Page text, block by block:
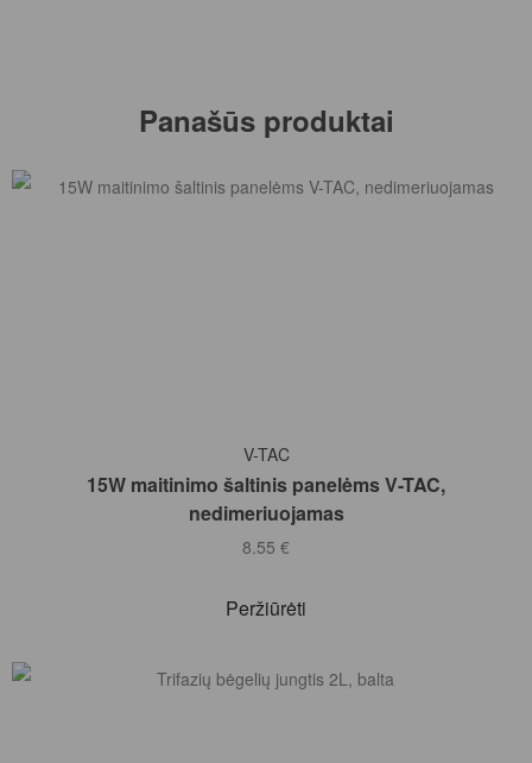
Panašūs produktai
Į KREPŠELĮ
V-TAC
15W maitinimo šaltinis panelėms V-TAC,
nedimeriuojamas
8.55 €
Peržiūrėti